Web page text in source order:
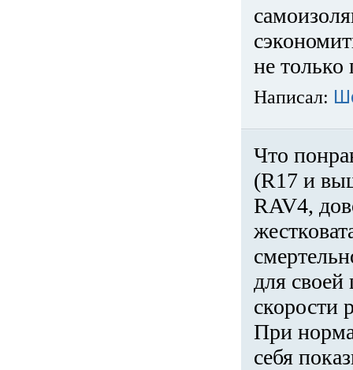
не только
Написал:
Что
(R17 и
RAV4,
для
скорости
При
себя